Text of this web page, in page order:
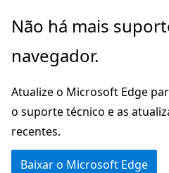
Pular
o
principal
Não há mais
navegador.
Atualize o Microsoft Edge
o suporte técnico e as
recentes.
Baixar o Microsoft Edge